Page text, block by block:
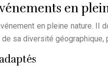
en
en pleine nature.
sa diversité